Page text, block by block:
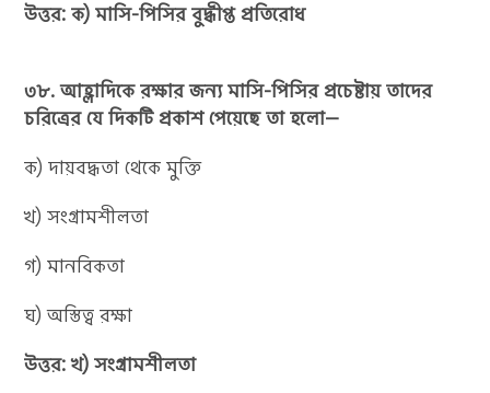
উত্তর: ক) মাসি-পিসির বুদ্ধীপ্ত প্রতিরোধ
৩৮. আহ্লাদিকে রক্ষার জন্য মাসি-পিসির প্রচেষ্টায় তাদের
চরিত্রের যে দিকটি প্রকাশ পেয়েছে তা হলো—
ক) দায়বদ্ধতা থেকে মুক্তি
খ) সংগ্রামশীলতা
গ) মানবিকতা
ঘ) অস্তিত্ব রক্ষা
উত্তর: খ) সংগ্রামশীলতা